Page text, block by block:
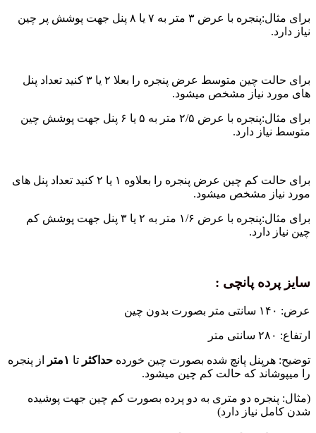
برای مثال:پنجره با عرض ۳ متر به ۷ یا ۸ پنل جهت پوشش پر چین
نیاز دارد.
برای حالت چین متوسط عرض پنجره را بعلا ۲ یا ۳ کنید تعداد پنل
های مورد نیاز مشخص میشود.
برای مثال:پنجره با عرض ۲/۵ متر به ۵ یا ۶ پنل جهت پوشش چین
متوسط نیاز دارد.
برای حالت کم چین عرض پنجره را بعلاوه ۱ یا ۲ کنید تعداد پنل های
مورد نیاز مشخص میشود.
برای مثال:پنجره با عرض ۱/۶ متر به ۲ یا ۳ پنل جهت پوشش کم
چین نیاز دارد.
سایز پرده پانچی :
عرض: ۱۴۰ سانتی متر بصورت بدون چین
ارتفاع: ۲۸۰ سانتی متر
توضیح: هرپنل پانچ شده بصورت چین خوردهحداکثرتا۱متر
از پنجره
را میپوشاند که حالت کم چین میشود.
(مثال: پنجره دو متری به دو پرده بصورت کم چین جهت پوشیده
شدن کامل نیاز دارد)